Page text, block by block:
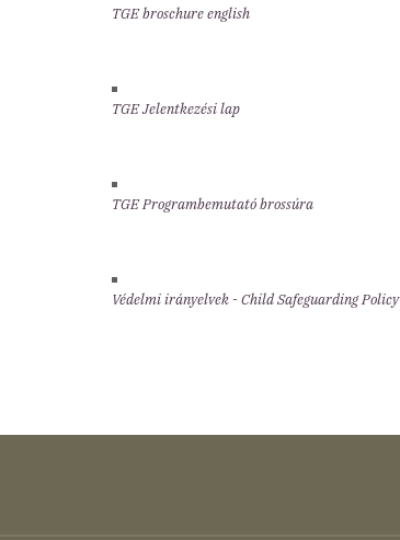
TGE broschure english
TGE Jelentkezési lap
TGE Programbemutató brossúra
Védelmi irányelvek - Child Safeguarding Policy